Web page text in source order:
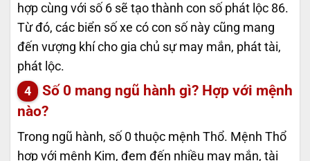
hợp cùng với số 6 sẽ tạo thành con số phát lộc 86.
Từ đó, các biển số xe có con số này cũng mang
đến vượng khí cho gia chủ sự may mắn, phát tài,
phát lộc.
Số 0 mang ngũ hành gì? Hợp với mệnh
nào?
Trong ngũ hành, số 0 thuộc mệnh Thổ. Mệnh Thổ
hợp với mệnh Kim, đem đến nhiều may mắn, tài